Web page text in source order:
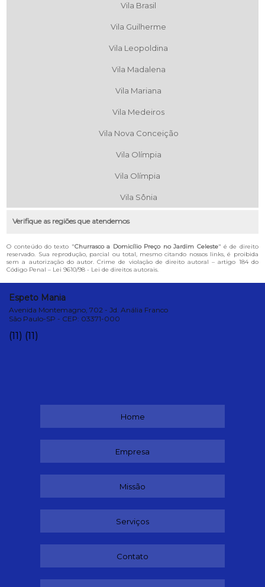
Vila Brasil
Vila Guilherme
Vila Leopoldina
Vila Madalena
Vila Mariana
Vila Medeiros
Vila Nova Conceição
Vila Olímpia
Vila Olímpia
Vila Sônia
Verifique as regiões que atendemos
O conteúdo do texto "Churrasco a Domicílio Preço no Jardim Celeste" é de direito
reservado. Sua reprodução, parcial ou total, mesmo citando nossos links, é proibida
sem a autorização do autor. Crime de violação de direito autoral – artigo 184 do
Código Penal – Lei 9610/98 - Lei de direitos autorais.
Espeto Mania
Avenida Montemagno, 702 - Jd. Anália Franco
São Paulo-SP - CEP: 03371-000
(11) (11)
Home
Empresa
Missão
Serviços
Contato